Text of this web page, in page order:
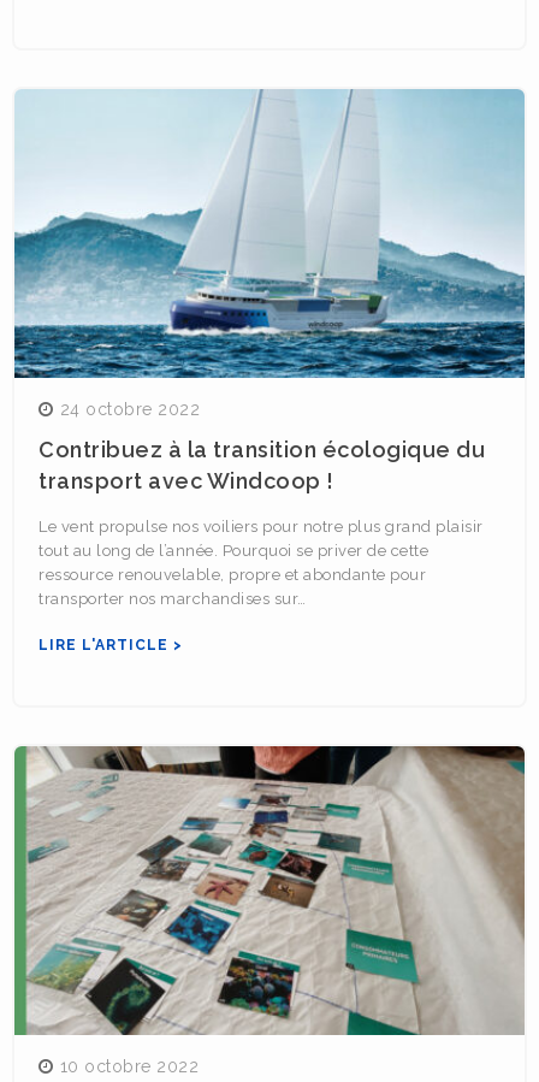
24 octobre 2022
Contribuez à la transition écologique du
transport avec Windcoop !
Le vent propulse nos voiliers pour notre plus grand plaisir
tout au long de l’année. Pourquoi se priver de cette
ressource renouvelable, propre et abondante pour
transporter nos marchandises sur…
LIRE L'ARTICLE >
10 octobre 2022